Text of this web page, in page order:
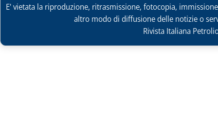
E' vietata la riproduzione, ritrasmissione, fotocopia,
altro modo di diffusione delle notizie o
Rivista Italiana